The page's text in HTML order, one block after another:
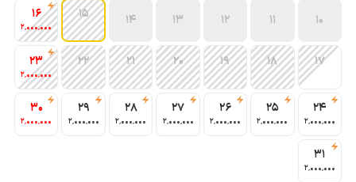
10
11
12
13
14
15
16
2٬000٬000
17
18
19
20
21
22
23
2٬000٬000
24
2٬000٬000
25
2٬000٬000
26
2٬000٬000
27
2٬000٬000
28
2٬000٬000
29
2٬000٬000
30
2٬000٬000
31
2٬000٬000